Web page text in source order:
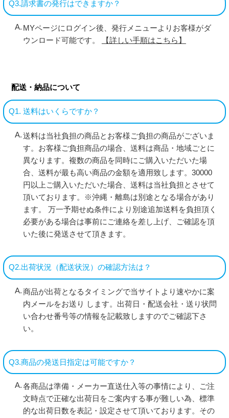
Q3.請求書の発行はできますか？
MYページにログイン後、発行メニューよりお客様がダ
ウンロード可能です。
【詳しい手順はこちら】
配送・納品について
Q1. 送料はいくらですか？
送料は当社負担の商品とお客様ご負担の商品がございま
す。お客様ご負担商品の場合、送料は商品・地域ごとに
異なります。複数の商品を同時にご購入いただいた場
合、送料が最も高い商品の金額を適用致します。30000
円以上ご購入いただいた場合、送料は当社負担とさせて
頂いております。※沖縄・離島は別途となる場合があり
ます。 万一予期せぬ条件により別途追加送料を負担頂く
必要がある場合は事前にご連絡を差し上げ、ご確認を頂
いた後に発送させて頂きます。
Q2.出荷状況（配送状況）の確認方法は？
商品が出荷となるタイミングで当サイトより速やかに案
内メールをお送り します。出荷日・配送会社・送り状問
い合わせ番号等の情報を記載致しますのでご確認下さ
い。
Q3.商品の発送日指定は可能ですか？
各商品は準備・メーカー直送仕入等の事情により、ご注
文時点で正確な出荷日をご案内する事が難しい為、標準
的な出荷日数を表記・設定させて頂いております。その